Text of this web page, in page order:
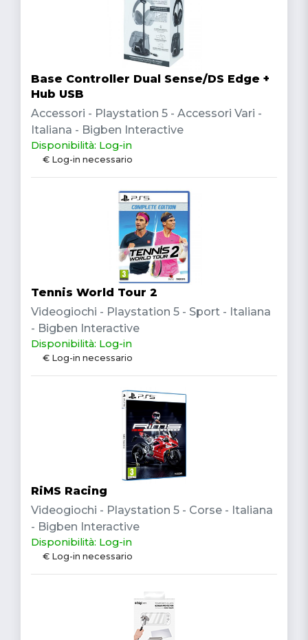
Base Controller Dual Sense/DS Edge +
Hub USB
Accessori - Playstation 5 - Accessori Vari -
Italiana - Bigben Interactive
Disponibilità: Log-in
€ Log-in necessario
Tennis World Tour 2
Videogiochi - Playstation 5 - Sport - Italiana
- Bigben Interactive
Disponibilità: Log-in
€ Log-in necessario
RiMS Racing
Videogiochi - Playstation 5 - Corse - Italiana
- Bigben Interactive
Disponibilità: Log-in
€ Log-in necessario